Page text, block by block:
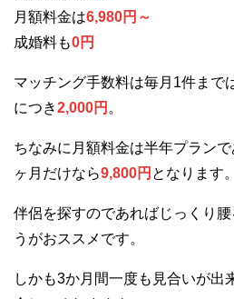
月額料金は6,980円～
成婚料も0円
マッチング手数料は毎月1件まで
につき2,000円 。
ちなみに月額料金は半年プラン
ヶ月だけなら9,800円 となります。
伴侶を探すのであればじっくり
うがおススメです。
しかも3か月間一度も見合いが出